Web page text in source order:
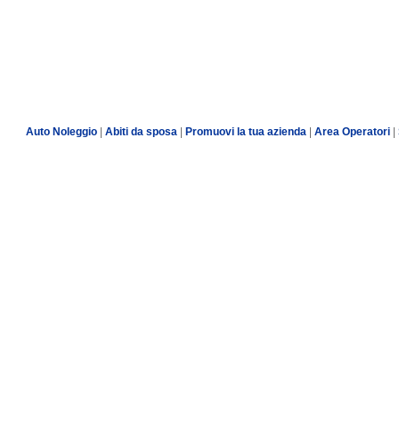
Auto Noleggio| Abiti da sposa| Promuovi la tua azienda Area Operatori